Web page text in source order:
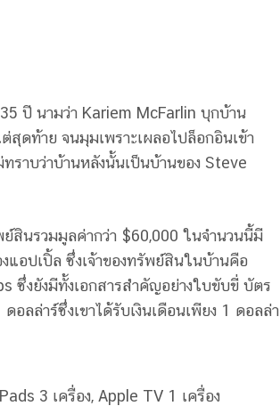
ปี นามว่า Kariem McFarlin บุกบ้าน
ดท้าย จนมุมเพราะเผลอไปล็อกอินเข้า
ราบว่าบ้านหลังนั้นเป็นบ้านของ Steve
นรวมมูลค่ากว่า $60,000 ในจำนวนนี้มี
อปเปิ้ล ซึ่งเจ้าของทรัพย์สินในบ้านคือ
ซึ่งยังมีทั้งเอกสารสำคัญอย่างใบขับขี่ บัตร
ลล่าร์ซึ่งเขาได้รับเงินเดือนเพียง 1 ดอลล่า
3 เครื่อง, Apple TV 1 เครื่อง